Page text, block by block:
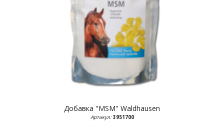
Добавка "MSM" Waldhausen
Артикул:3951700